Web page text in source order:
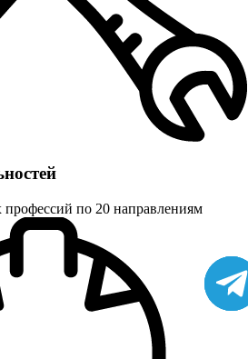
по 20 направлениям